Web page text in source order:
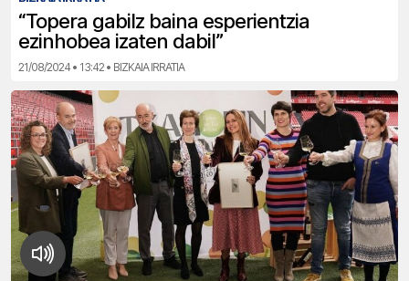
“Topera gabilz baina esperientzia
ezinhobea izaten dabil”
21/08/2024 • 13:42 • BIZKAIA IRRATIA